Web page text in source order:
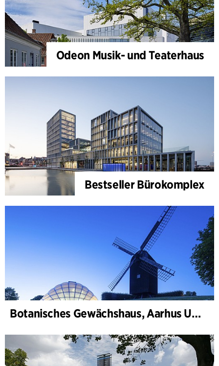
Odeon Musik- und Teaterhaus
Bestseller Bürokomplex
Botanisches Gewächshaus, Aarhus Universität